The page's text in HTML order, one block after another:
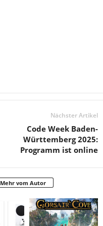
Nächster Artikel
Code Week Baden-
Württemberg 2025:
Programm ist online
Mehr vom Autor